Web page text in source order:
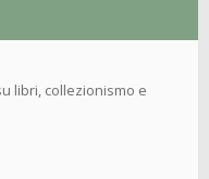
libri, collezionismo e